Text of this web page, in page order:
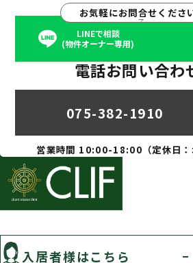
お気軽にお問合せくださ
LINEで相談
(物件オーナー専用)
電話お問い合わ
075-382-1910
営業時間 10:00-18:00（定休日：
入居者様はこちら